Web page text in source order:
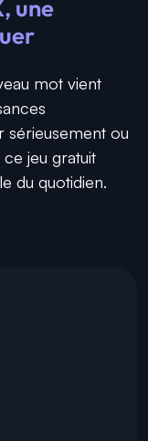
une
mot vient
sérieusement ou
jeu gratuit
du quotidien.